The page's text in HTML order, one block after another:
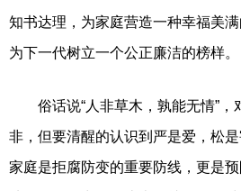
知书达理，为家庭营造一种幸福美
为下一代树立一个公正廉洁的榜样。
俗话说“人非草木，孰能无情”，
非，但要清醒的认识到严是爱，松是
家庭是拒腐防变的重要防线，更是